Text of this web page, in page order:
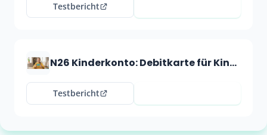
Testbericht
N26 Kinderkonto: Debitkarte für Kinder ab 7 Jahren
Testbericht